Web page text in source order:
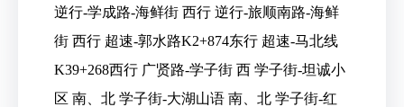
逆行-学成路-海鲜街 西行 逆行-旅顺南路-海鲜
街 西行 超速-郭水路K2+874东行 超速-马北线
K39+268西行 广贤路-学子街 西 学子街-坦诚小
区 南、北 学子街-大湖山语 南、北 学子街-红